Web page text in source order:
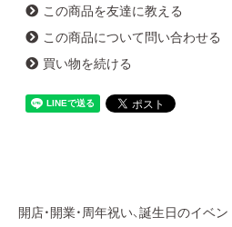
この商品を友達に教える
この商品について問い合わせる
買い物を続ける
開店・開業・周年祝い、誕生日のイベ